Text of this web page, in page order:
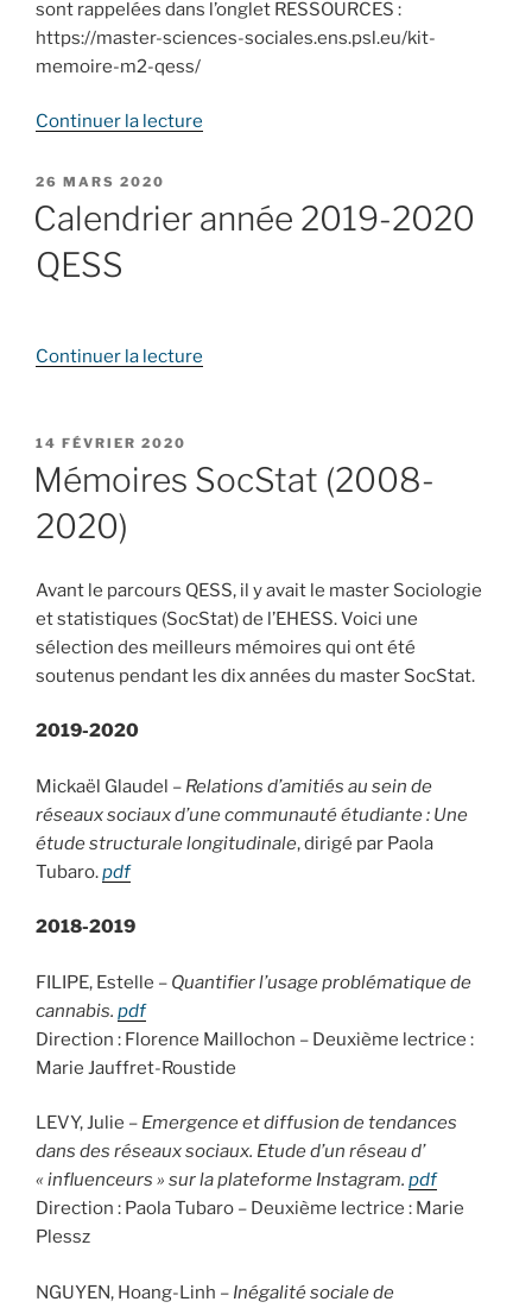
sont rappelées dans l’onglet RESSOURCES :
https://master-sciences-sociales.ens.psl.eu/kit-
memoire-m2-qess/
Continuer la lecture
PUBLIÉ
LE
26 MARS 2020
Calendrier année 2019-2020
QESS
Continuer la lecture
2020
QESS »
PUBLIÉ
LE
14 FÉVRIER 2020
Mémoires SocStat (2008-
2020)
Avant le parcours QESS, il y avait le master Sociologie
et statistiques (SocStat) de l’EHESS. Voici une
sélection des meilleurs mémoires qui ont été
soutenus pendant les dix années du master SocStat.
2019-2020
Mickaël Glaudel – Relations d’amitiés au sein de
réseaux sociaux d’une communauté étudiante : Une
étude structurale longitudinale, dirigé par Paola
Tubaro.pdf
2018-2019
FILIPE, Estelle – Quantifier l’usage problématique de
cannabis. pdf
Direction : Florence Maillochon – Deuxième lectrice :
Marie Jauffret-Roustide
LEVY, Julie – Emergence et diffusion de tendances
dans des réseaux sociaux. Etude d’un réseau d’
« influenceurs » sur la plateforme Instagram. pdf
Direction : Paola Tubaro – Deuxième lectrice : Marie
Plessz
NGUYEN, Hoang-Linh – Inégalité sociale de